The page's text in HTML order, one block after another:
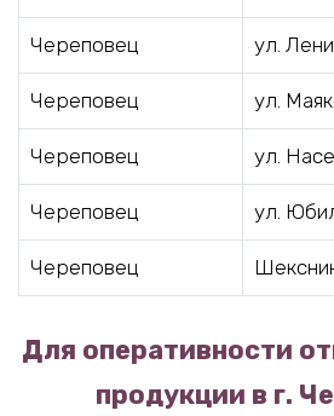
Череповец ул.
Череповец ул.
Череповец ул.
Череповец ул.
Череповец
Для оперативности
продукции в г.